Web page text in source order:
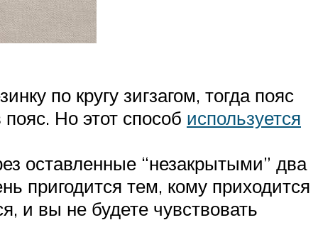
по кругу зигзагом, тогда пояс
Но этот способ используется
оставленные “незакрытыми” два
пригодится тем, кому приходится
и вы не будете чувствовать